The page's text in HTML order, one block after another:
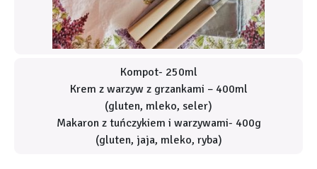
Kompot- 250ml
Krem z warzyw z grzankami – 400ml
(gluten, mleko, seler)
Makaron z tuńczykiem i warzywami- 400g
(gluten, jaja, mleko, ryba)